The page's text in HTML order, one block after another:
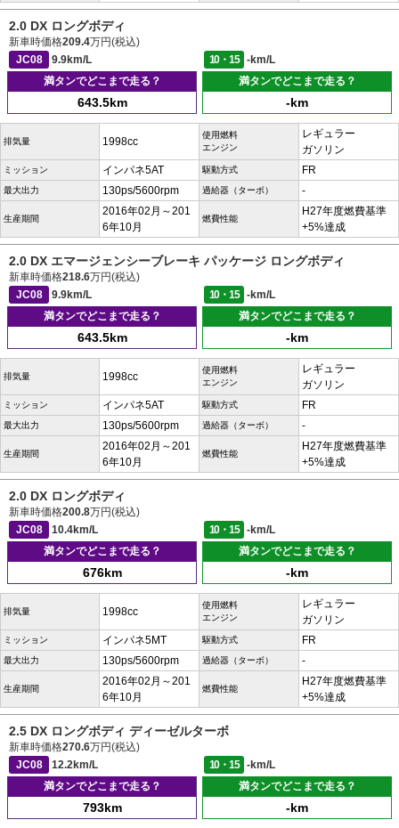
2.0 DX ロングボディ
新車時価格209.4万円(税込)
JC08
9.9km/L 10・15
-km/L
満タンでどこまで走る？
643.5km
満タンでどこまで走る？
-km
排気量 1998cc
使用燃料
エンジン
レギュラー
ガソリン
ミッション インパネ5AT 駆動方式 FR
最大出力 130ps/5600rpm 過給器（ターボ） -
生産期間
2016年02月～201
6年10月
燃費性能
H27年度燃費基準
+5%達成
2.0 DX エマージェンシーブレーキ パッケージ ロングボディ
新車時価格218.6万円(税込)
JC08
9.9km/L 10・15
-km/L
満タンでどこまで走る？
643.5km
満タンでどこまで走る？
-km
排気量 1998cc
使用燃料
エンジン
レギュラー
ガソリン
ミッション インパネ5AT 駆動方式 FR
最大出力 130ps/5600rpm 過給器（ターボ） -
生産期間
2016年02月～201
6年10月
燃費性能
H27年度燃費基準
+5%達成
2.0 DX ロングボディ
新車時価格200.8万円(税込)
JC08
10.4km/L 10・15
-km/L
満タンでどこまで走る？
676km
満タンでどこまで走る？
-km
排気量 1998cc
使用燃料
エンジン
レギュラー
ガソリン
ミッション インパネ5MT 駆動方式 FR
最大出力 130ps/5600rpm 過給器（ターボ） -
生産期間
2016年02月～201
6年10月
燃費性能
H27年度燃費基準
+5%達成
2.5 DX ロングボディ ディーゼルターボ
新車時価格270.6万円(税込)
JC08
12.2km/L 10・15
-km/L
満タンでどこまで走る？
793km
満タンでどこまで走る？
-km